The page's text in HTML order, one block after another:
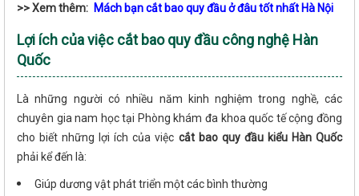
>> Xem thêm: Mách bạn cắt bao quy đầu ở đâu tốt nhất Hà Nội
Lợi ích của việc cắt bao quy đầu công nghệ Hàn
Quốc
Là những người có nhiều năm kinh nghiệm trong nghề, các
chuyên gia nam học tại Phòng khám đa khoa quốc tế cộng đồng
cho biết những lợi ích của việc cắt bao quy đầu kiểu Hàn Quốc
phải kể đến là:
Giúp dương vật phát triển một các bình thường